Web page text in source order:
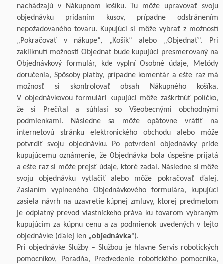
nachádzajú v
Nákupnom košíku. Tu môže upravovať svoju
objednávku pridaním kusov, prípadne odstránením
nepožadovaného tovaru. Kupujúci si môže vybrať z možností
„Pokračovať v
nákupe“, „Košík“ alebo „Objednať“. Pri
zakliknutí možnosti Objednať bude kupujúci presmerovaný na
Objednávkový formulár, kde vyplní Osobné údaje, Metódy
doručenia, Spôsoby platby, prípadne komentár a ešte raz má
možnosť si skontrolovať obsah Nákupného košíka.
V objednávkovou formulári kupujúci môže zaškrtnúťpolíčko,
že si Prečítal a
súhlasí so Všeobecnými obchodnými
podmienkami. Následne sa môže opätovne vrátiť na
internetovú stránku elektronického obchodu alebo môže
potvrdiť svoju objednávku. Po potvrdení objednávky príde
kupujúcemu oznámenie, že Objednávka bola úspešne prijatá
a ešte raz si môže prejsť údaje, ktoré zadal. Následne si môže
svoju objednávku vytlačiť alebo môže pokračovať ďalej.
Zaslaním vyplneného Objednávkového formulára, kupujúci
zasiela návrh na uzavretie kúpnej zmluvy, ktorej predmetom
je odplatný prevod vlastníckeho práva ku tovarom vybraným
kupujúcim za kúpnu cenu a za podmienok uvedených v tejto
objednávke (ďalej len „objednávka").
Pri objednávke Služby – Službou je hlavne Servis robotických
pomocníkov, Poradňa, Predvedenie robotického pomocníka,